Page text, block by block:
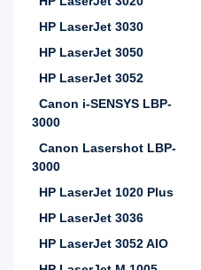
HP LaserJet 3030
HP LaserJet 3050
HP LaserJet 3052
Canon i-SENSYS LBP-
3000
Canon Lasershot LBP-
3000
HP LaserJet 1020 Plus
HP LaserJet 3036
HP LaserJet 3052 AIO